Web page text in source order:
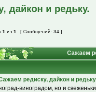
дайкон и редьку.
1 из 1 [ Сообщений: 34 ]
Сажаем
редиску, дайкон и
виноградом, но и